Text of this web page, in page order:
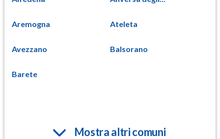
Aremogna Ateleta
Avezzano Balsorano
Barete
Mostra altri comuni